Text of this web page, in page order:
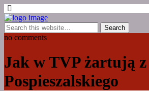
no comments
Jak w TVP żartują
Pospieszalskiego